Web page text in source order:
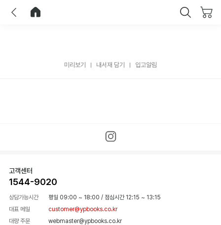
미리보기 내서재 담기 입고알림
고객센터
1544-9020
상담가능시간 평일 09:00 ~ 18:00 / 점심시간 12:15 ~ 13:15
대표 메일
customer@ypbooks.co.kr
대량 주문
webmaster@ypbooks.co.kr